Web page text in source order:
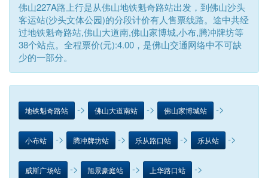
佛山227A路上行是从佛山地铁魁奇路站出发，到佛山沙头
客运站(沙头文体公园)的分段计价有人售票线路。途中共经
过地铁魁奇路站,佛山大道南,佛山家博城,小布,腾冲牌坊等
38个站点。全程票价(元):4.00，是佛山交通网络中不可缺
少的一部分。
地铁魁奇路站 -> 佛山大道南站 -> 佛山家博城站 ->
小布站 -> 腾冲牌坊站 -> 乐从路口站 -> 乐从站 ->
威斯广场站 -> 旭景豪庭站 -> 上华路口站 ->